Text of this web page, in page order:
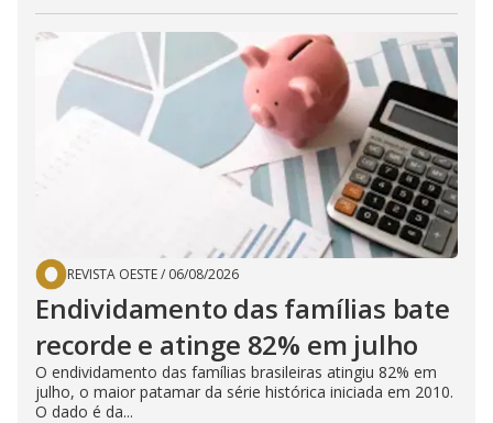
REVISTA OESTE/ 06/08/2026
Endividamento das famílias bate
recorde e atinge 82% em julho
O endividamento das famílias brasileiras atingiu 82% em
julho, o maior patamar da série histórica iniciada em 2010.
O dado é da...